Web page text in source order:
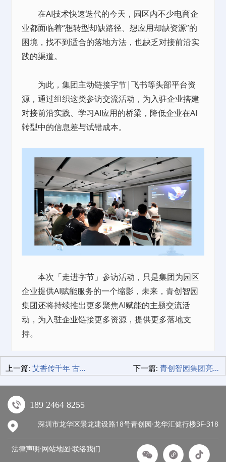
在AI技术快速迭代的今天，园区内不少电商企
业都面临着“想转型却缺路径、想应用却缺资源”的
困境，找不到适合的落地方法，也缺乏对接前沿实
践的渠道。
为此，集团主动链接字节|飞书等头部平台资
源，通过组织这类参访交流活动，为入驻企业搭建
对接前沿实践、学习AI应用的桥梁，降低企业在AI
转型中的信息差与试错成本。
本次「走进字节」参访活动，只是集团为园区
企业提供AI赋能服务的一个缩影，未来，青创智园
集团还将持续推出更多聚焦AI赋能的主题交流活
动，为入驻企业链接更多资源，提供更多落地支
持。
上一篇: 艾香传千年 古法润童心｜弦歌堂・龙华旗舰店公益艾灸行 以非遗匠心致敬教育工作者 下一篇: 青创智园集团亮相第十届深圳国际品牌周 | 「深圳（湾区）知名品牌」 颁授仪式
189 2464 8255
深圳市龙华区景龙建设路18号青创园·龙华汇健行楼3F-318
法律声明·网站地图·联络我们